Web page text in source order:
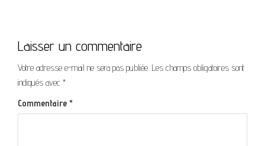
Laisser un commentaire
Votre adresse e-mail ne sera pas publiée. Les champs obligatoires sont
indiqués avec *
Commentaire *